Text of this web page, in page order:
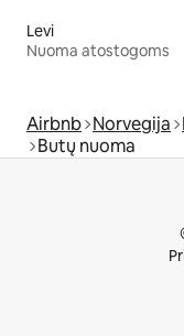
Levi
Nuoma atostogoms
Airbnb Norvegija
Butų nuoma